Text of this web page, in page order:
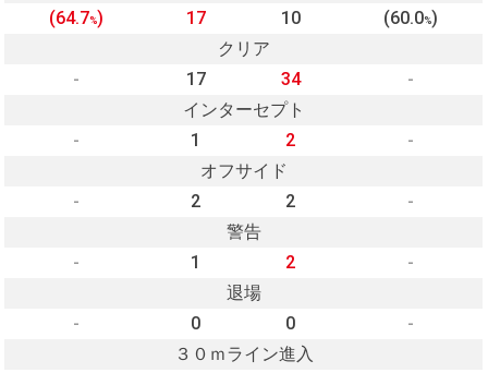
(64.7%) 17 10 (60.0%)
クリア
-
17 34
-
インターセプト
-
1 2
-
オフサイド
-
2 2
-
警告
-
1 2
-
退場
-
0 0
-
３０ｍライン進入